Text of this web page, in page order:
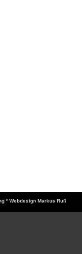
* Webdesign Markus Ruß